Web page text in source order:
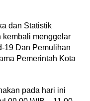
dan Statistik
kembali menggelar
19 Dan Pemulihan
Pemerintah Kota
pada hari ini